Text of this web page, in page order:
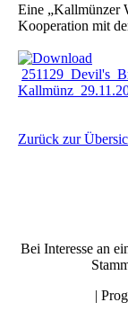
Eine „Kallmünzer
Kooperation mit
Zurück zur
Bei Interesse an
|